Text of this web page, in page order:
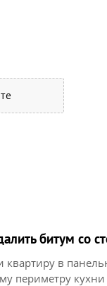
битум со
квартиру в
периметру